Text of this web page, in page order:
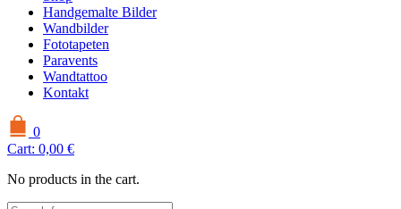
Handgemalte Bilder
Wandbilder
Fototapeten
Paravents
Wandtattoo
Kontakt
0
Cart: 0,00 €
No products in the cart.